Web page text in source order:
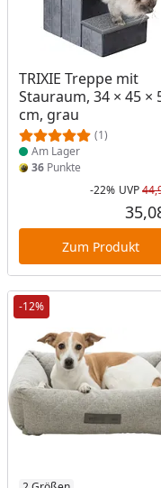
TRIXIE Treppe mit
Stauraum, 34 × 45 ×
cm, grau
(1)
Produkt am Lager
Am Lager
36 Punkte
-22% UVP
Zum Produkt
-12%